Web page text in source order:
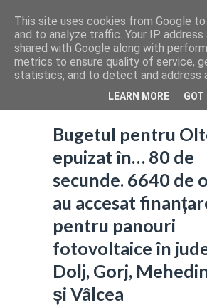
Bugetul pentru
epuizat în… 80 de
secunde. 6640 de
au accesat
pentru panouri
fotovoltaice în
Dolj, Gorj,
și Vâlcea
This site uses cookies from Google
and to analyze traffic. Your IP address
shared with Google along with
metrics to ensure quality of service,
statistics, and to detect and address
LEARN MORE GOT